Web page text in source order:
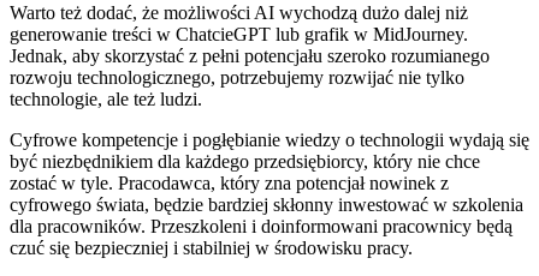
Warto też dodać, że możliwości AI wychodzą dużo dalej niż
generowanie treści w ChatcieGPT lub grafik w MidJourney.
Jednak, aby skorzystać z pełni potencjału szeroko rozumianego
rozwoju technologicznego, potrzebujemy rozwijać nie tylko
technologie, ale też ludzi.
Cyfrowe kompetencje i pogłębianie wiedzy o technologii wydają się
być niezbędnikiem dla każdego przedsiębiorcy, który nie chce
zostać w tyle. Pracodawca, który zna potencjał nowinek z
cyfrowego świata, będzie bardziej skłonny inwestować w szkolenia
dla pracowników. Przeszkoleni i doinformowani pracownicy będą
czuć się bezpieczniej i stabilniej w środowisku pracy.